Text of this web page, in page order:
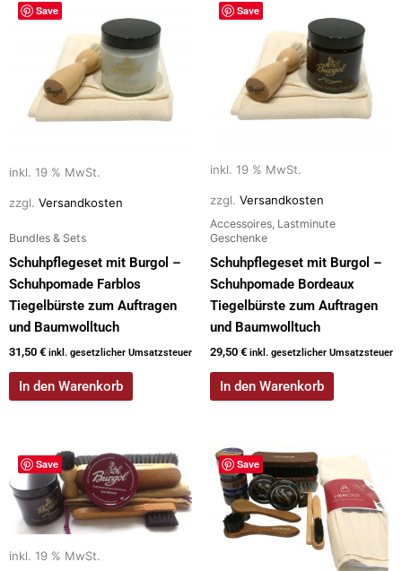
o
k
n
Save
inkl. 19 % MwSt.
zzgl. Versandkosten
Bundles & Sets
Schuhpflegeset mit Burgol –
Schuhpomade Farblos
Tiegelbürste zum Auftragen
und Baumwolltuch
31,50 € inkl. gesetzlicher Umsatzsteuer
In den Warenkorb
Save
inkl. 19 % MwSt.
zzgl. Versandkosten
Accessoires, Lastminute
Geschenke
Schuhpflegeset mit Burgol –
Schuhpomade Bordeaux
Tiegelbürste zum Auftragen
und Baumwolltuch
29,50 € inkl. gesetzlicher Umsatzsteuer
In den Warenkorb
Save
inkl. 19 % MwSt.
Save